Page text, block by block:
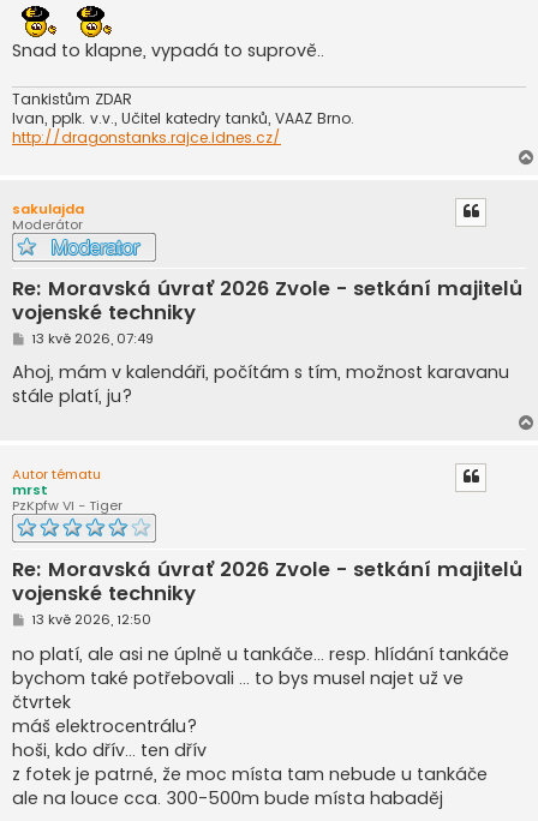
í
s
p
ě
e
k
Snad to klapne, vypadá to suprově..
Tankistům ZDAR
Ivan, pplk. v.v., Učitel katedry tanků, VAAZ Brno.
http://dragonstanks.rajce.idnes.cz/
sakulajda
Moderátor
Re: Moravská úvrať 2026 Zvole - setkání majitelů
vojenské techniky
P
í
s
p
13 kvě 2026, 07:49
Ahoj, mám v kalendáři, počítám s tím, možnost karavanu
stále platí, ju?
Autor tématu
mrst
PzKpfw VI - Tiger
Re: Moravská úvrať 2026 Zvole - setkání majitelů
vojenské techniky
P
í
s
p
ě
v
e
k
13 kvě 2026, 12:50
no platí, ale asi ne úplně u tankáče... resp. hlídání tankáče
bychom také potřebovali ... to bys musel najet už ve
čtvrtek
máš elektrocentrálu?
hoši, kdo dřív... ten dřív
z fotek je patrné, že moc místa tam nebude u tankáče
ale na louce cca. 300-500m bude místa habaděj